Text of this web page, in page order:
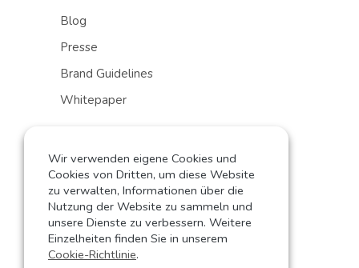
Blog
Presse
Brand Guidelines
Whitepaper
Shop
Partner werden
Kontakt
Wir verwenden eigene Cookies und
Cookies von Dritten, um diese Website
zu verwalten, Informationen über die
Nutzung der Website zu sammeln und
unsere Dienste zu verbessern. Weitere
Einzelheiten finden Sie in unserem
Cookie-Richtlinie.